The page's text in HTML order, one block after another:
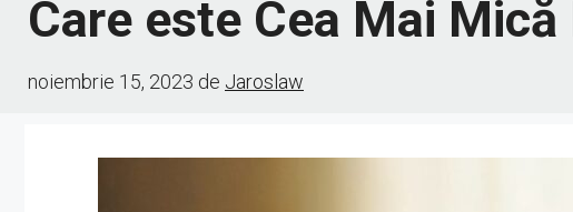
Care este Cea Mai
noiembrie 15, 2023 de Jaroslaw